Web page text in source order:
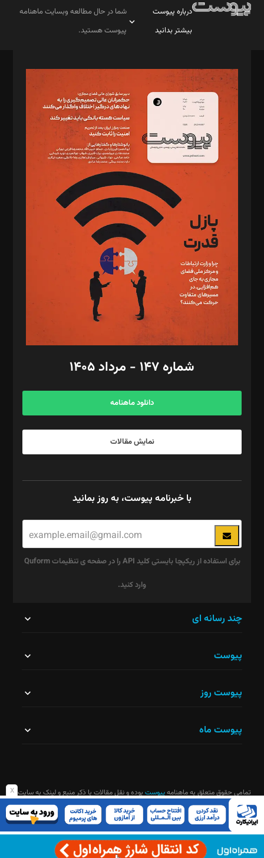
x
درباره پیوست
بیشتر بدانید
شما در حال مطالعه وبسایت ماهنامه
پیوست هستید.
مدیر مسئول: محمدباقر اثنی‌عشری
سردبیر: مهرک محمودی
دبیر تحریریه: میثم قاسمی
د‌بیر ناداستان: سمانه سمیع
د‌بیر خدمت و تجارت: ابوالفضل رجبی
د‌بیر حقوق فناوری: حسام‌الدین ایپکچی
د‌بیر پیوست جهان: مینا پاکدل
د‌بیر تحریریه آنلاین: بابک نقاش
تحریریه‌: مجتبی محمود‌ی، آرش برهمند، یسنا امان‌پور، سروش کرمیان،
مصطفی مسجدی آرانی، ابوالفضل رجبی، زهرا فکرانه، فائزه فتحی
رستمی،مصطفی باستان
ویرایش: نگار استاد‌‌آقا
طراح یونیفرم: مجید توکلی
فیلمبرداری و عکاسی: امیر شفیعی، مانی لطفی زاده
گرافیک و صفحه‌آرایی: سید‌سبحان‌علی ثابت
مد‌یر توسعه تجاری: کامبیز برید‌
امور مالی: شاپور رهبری، محمد‌ کاظمی‌نیا
آگهی و مشترکین: ۰۹۱۹۹۹۹۰۴۵۴
شماره ۱۴۷ - مرداد ۱۴۰۵
دانلود ماهنامه
نمایش مقالات
با خبرنامه پیوست، به روز بمانید
برای استفاده از ریکپچا بایستی کلید API را در صفحه ی تنظیمات Quform
وارد کنید.
نباید
شود.
چند رسانه ای
پیوست
پیوست روز
پیوست ماه
تمامی حقوق متعلق به ماهنامهپیوست بوده و نقل مقالات با ذکر منبع و لینک به سایت
ماهنامه آزاد است